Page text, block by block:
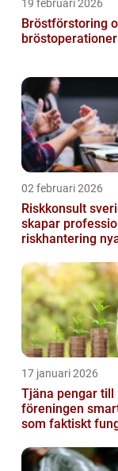
19 februari 2026
Bröstförstoring
bröstoperationer
02 februari 2026
Riskkonsult
skapar
riskhantering
17 januari 2026
Tjäna pengar till
föreningen smarta sätt
som faktiskt